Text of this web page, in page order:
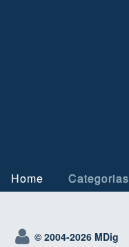
Home Categorias
© 2004-2026 MDig